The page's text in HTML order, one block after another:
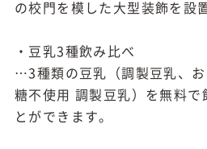
の校門を模した大型装飾を設
・豆乳3種飲み比べ
…3種類の豆乳（調製豆乳、
糖不使用 調製豆乳）を無料で
とができます。